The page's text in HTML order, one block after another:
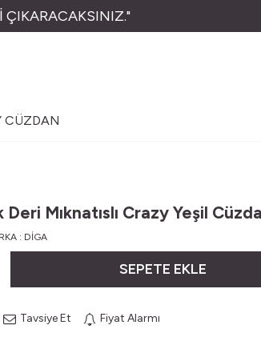
ÇIKARACAKSINIZ."
CÜZDAN
Mıknatıslı Crazy Yeşil
: DİGA
SEPETE EKLE
Tavsiye Et Fiyat Alarmı